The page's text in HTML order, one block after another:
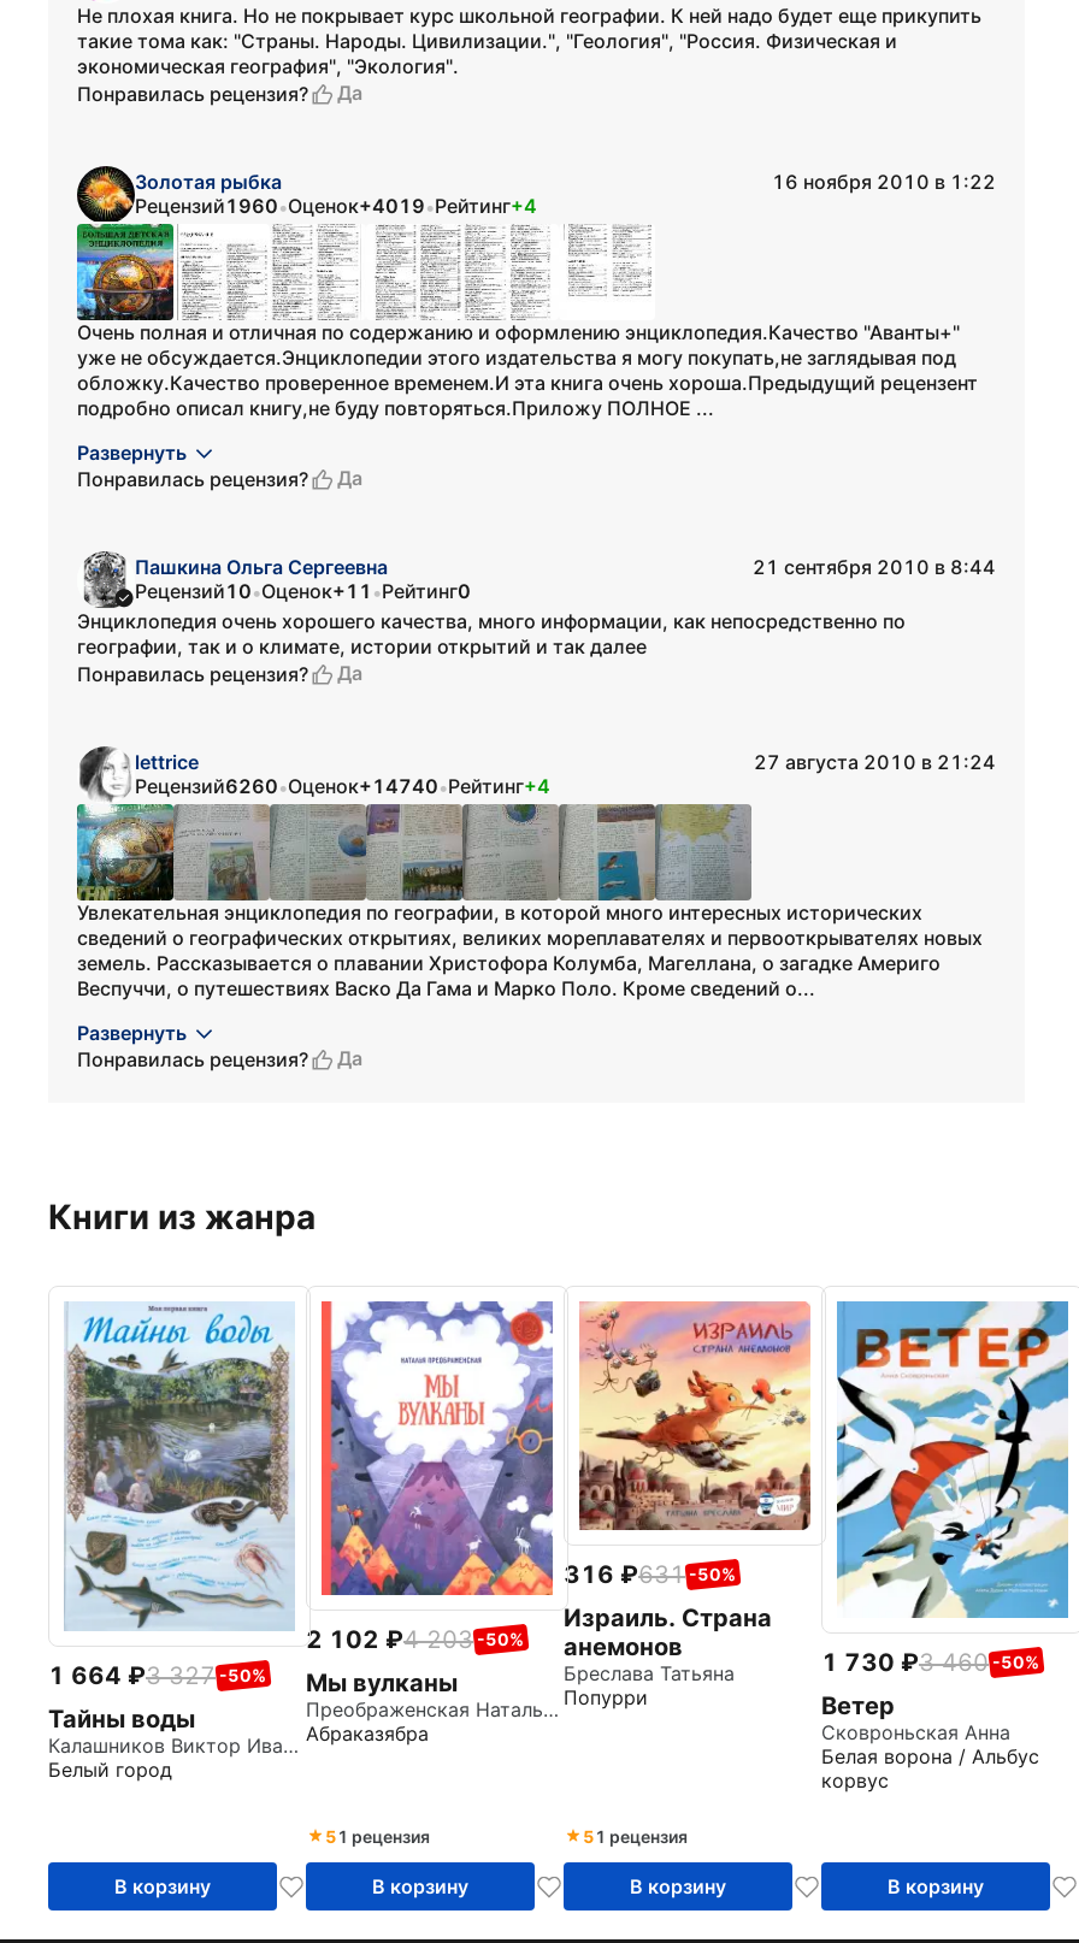
Не плохая книга. Но не покрывает курс школьной географии. К ней надо будет еще прикупить
такие тома как: "Страны. Народы. Цивилизации.", "Геология", "Россия. Физическая и
экономическая география", "Экология".
Понравилась рецензия?
Да
Золотая рыбка
16 ноября 2010 в 1:22
Рецензий1960•Оценок+4019•Рейтинг+4
Очень полная и отличная по содержанию и оформлению энциклопедия.Качество "Аванты+"
уже не обсуждается.Энциклопедии этого издательства я могу покупать,не заглядывая под
обложку.Качество проверенное временем.И эта книга очень хороша.Предыдущий рецензент
подробно описал книгу,не буду повторяться.Приложу ПОЛНОЕ ...
Развернуть
Понравилась рецензия?
Да
Пашкина Ольга Сергеевна
21 сентября 2010 в 8:44
Рецензий10•Оценок+11 •Рейтинг0
Энциклопедия очень хорошего качества, много информации, как непосредственно по
географии, так и о климате, истории открытий и так далее
Понравилась рецензия?
Да
lettrice
27 августа 2010 в 21:24
Рецензий6260•Оценок+14740•Рейтинг+4
Увлекательная энциклопедия по географии, в которой много интересных исторических
сведений о географических открытиях, великих мореплавателях и первооткрывателях новых
земель. Рассказывается о плавании Христофора Колумба, Магеллана, о загадке Америго
Веспуччи, о путешествиях Васко Да Гама и Марко Поло. Кроме сведений о...
Развернуть
Понравилась рецензия?
Да
Книги из жанра
1 664 3 327 -50%
Тайны воды
Калашников Виктор Иванович
Белый город
В корзину
2 102 4 203 -50%
Мы вулканы
Преображенская Наталья Викторовна
Абраказябра
51 рецензия
В корзину
316 631 -50%
Израиль. Страна
анемонов
Бреслава Татьяна
Попурри
51 рецензия
В корзину
1 730 3 460 -50%
Ветер
Сковроньская Анна
Белая ворона / Альбус
корвус
В корзину